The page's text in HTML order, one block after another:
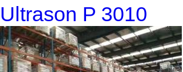
Ultrason P 3010